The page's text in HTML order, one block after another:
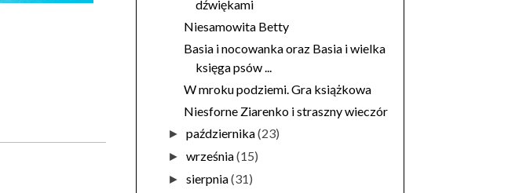
dźwiękami
Niesamowita Betty
Basia i nocowanka oraz Basia i wielka
księga psów ...
W mroku podziemi. Gra książkowa
Niesforne Ziarenko i straszny wieczór
►października(23)
►września(15)
►sierpnia(31)